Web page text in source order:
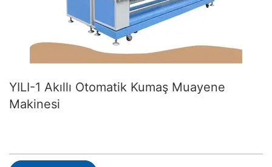
YILI-1 Akıllı Otomatik Kumaş Muayene
Makinesi